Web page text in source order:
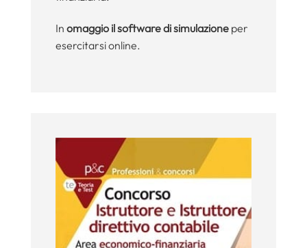
In omaggio il software di simulazioneper
esercitarsi online.